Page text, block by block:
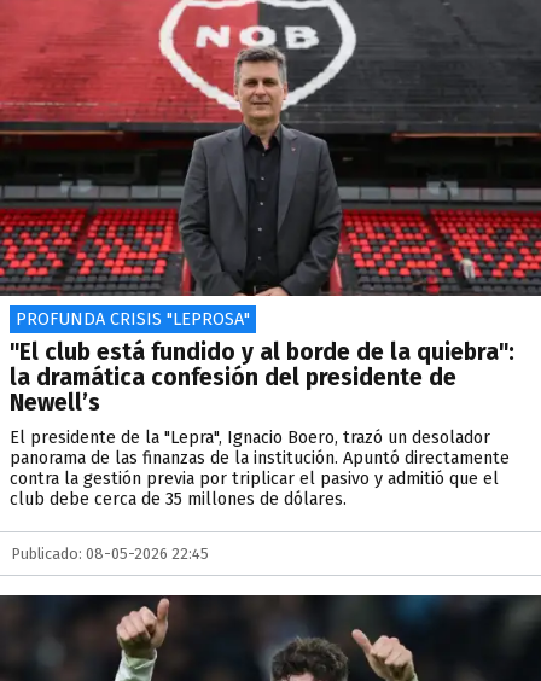
PROFUNDA CRISIS "LEPROSA"
"El club está fundido y al borde de la quiebra":
la dramática confesión del presidente de
Newell’s
El presidente de la "Lepra", Ignacio Boero, trazó un desolador
panorama de las finanzas de la institución. Apuntó directamente
contra la gestión previa por triplicar el pasivo y admitió que el
club debe cerca de 35 millones de dólares.
Publicado: 08-05-2026 22:45